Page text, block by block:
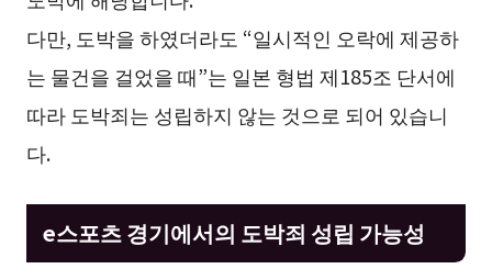
다만, 도박을 하였더라도 “일시적인 오락에 제공하
는 물건을 걸었을 때”는 일본 형법 제185조 단서에
따라 도박죄는 성립하지 않는 것으로 되어 있습니
다.
e스포츠 경기에서의 도박죄 성립 가능성